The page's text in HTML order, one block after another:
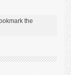
the